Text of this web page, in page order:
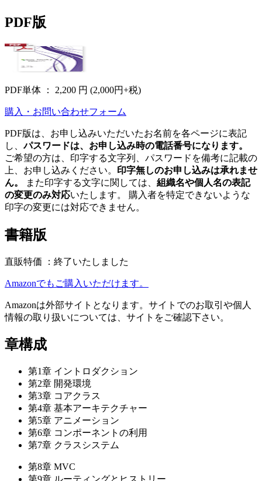
PDF版
PDF単体 ： 2,200 円 (2,000円+税)
購入・お問い合わせフォーム
PDF版は、お申し込みいただいたお名前を各ページに表記
し、パスワードは、お申し込み時の電話番号になります。
ご希望の方は、印字する文字列、パスワードを備考に記載の
上、お申し込みください。 印字無しのお申し込みは承れませ
ん。
また印字する文字に関しては、 組織名や個人名の表記
の変更のみ対応いたします。 購入者を特定できないような
印字の変更には対応できません。
書籍版
直販特価 ：終了いたしました
Amazonでもご購入いただけます。
Amazonは外部サイトとなります。サイトでのお取引や個人
情報の取り扱いについては、サイトをご確認下さい。
章構成
第1章 イントロダクション
第2章 開発環境
第3章 コアクラス
第4章 基本アーキテクチャー
第5章 アニメーション
第6章 コンポーネントの利用
第7章 クラスシステム
第8章 MVC